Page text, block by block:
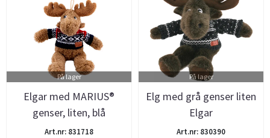
På lager
Elgar med MARIUS®
genser, liten, blå
Art.nr: 831718
På lager
Elg med grå genser liten
Elgar
Art.nr: 830390